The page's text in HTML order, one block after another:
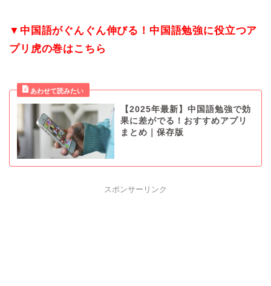
▼中国語がぐんぐん伸びる！中国語勉強に役立つア
プリ虎の巻はこちら
【2025年最新】中国語勉強で効
果に差がでる！おすすめアプリ
まとめ｜保存版
スポンサーリンク